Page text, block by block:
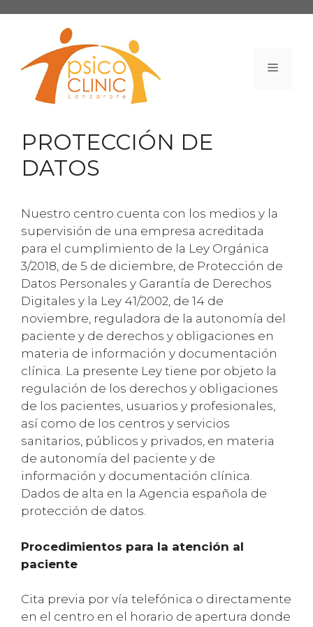
contenido
Menú
PROTECCIÓN DE
DATOS
Nuestro centro cuenta con los medios y la
supervisión de una empresa acreditada
para el cumplimiento de la Ley Orgánica
3/2018, de 5 de diciembre, de Protección de
Datos Personales y Garantía de Derechos
Digitales y la Ley 41/2002, de 14 de
noviembre, reguladora de la autonomía del
paciente y de derechos y obligaciones en
materia de información y documentación
clínica. La presente Ley tiene por objeto la
regulación de los derechos y obligaciones
de los pacientes, usuarios y profesionales,
así como de los centros y servicios
sanitarios, públicos y privados, en materia
de autonomía del paciente y de
información y documentación clínica.
Dados de alta en la Agencia española de
protección de datos.
Procedimientos para la atención al
paciente
Cita previa por vía telefónica o directamente
en el centro en el horario de apertura donde